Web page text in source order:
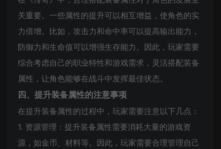
关重要。一些属性的提升可以相互增益，使角色的实
力倍增。比如，攻击力和命中率可以提高输出能力，
防御力和生命值可以增强生存能力。因此，玩家需要
综合考虑自己的职业特性和游戏需求，灵活搭配装备
属性，让角色能够在战斗中发挥最佳状态。
四、提升装备属性的注意事项
在提升装备属性的过程中，玩家需要注意以下几点：
1. 资源管理：提升装备属性需要消耗大量的游戏资
源，如金币、材料等。因此，玩家需要合理管理自己